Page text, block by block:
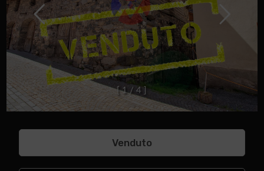
[ 1 / 4
Venduto